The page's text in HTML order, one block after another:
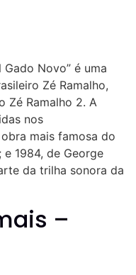
Novo” é uma
Zé Ramalho,
Zé Ramalho 2. A
nos
mais famosa do
1984, de George
da trilha sonora da
–